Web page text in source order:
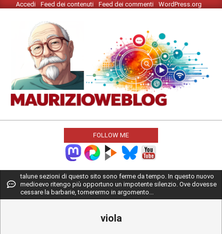
Skip Accedi Feed dei contenuti Feed dei commenti WordPress.org
MAURIZIO
WEBLOG
FOLLOW ME
Primary
Navigation
Menu
talune sezioni di questo sito sono ferme da tempo. In questo nuovo
medioevo ritengo più opportuno un impotente silenzio. Ove dovesse
cessare la barbarie, tornerermo in argomento...
viola